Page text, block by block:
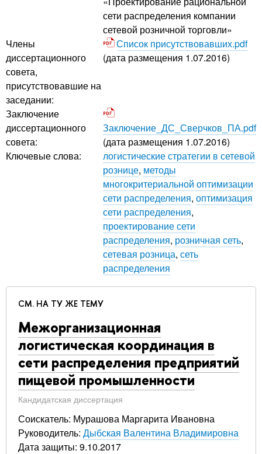
сети распределения компании
сетевой розничной торговли»
Члены
диссертационного
совета,
присутствовавшие на
заседании:
Список присутствовавших.pdf
(дата размещения 1.07.2016)
Заключение
диссертационного
совета:
Заключение_ДС_Сверчков_ПА.pdf
(дата размещения 1.07.2016)
Ключевые слова:
логистические стратегии в сетевой
рознице, методы
многокритериальной оптимизации
сети распределения, оптимизация
сети распределения,
проектирование сети
распределения, розничная сеть,
сетевая розница, сеть
распределения
СМ. НА ТУ ЖЕ ТЕМУ
Межорганизационная
логистическая координация в
сети распределения предприятий
пищевой промышленности
Кандидатская диссертация
Соискатель: Мурашова Маргарита Ивановна
Руководитель: Дыбская Валентина Владимировна
Дата защиты: 9.10.2017